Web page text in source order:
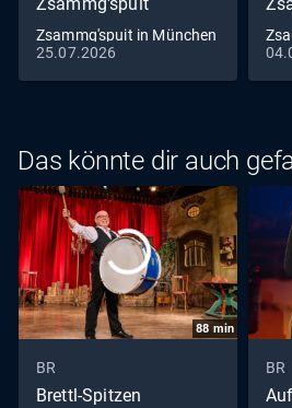
Zsammg'spuit in München
25.07.2026
Das könnte dir auch
88 min
BR
Brettl-Spitzen
BR